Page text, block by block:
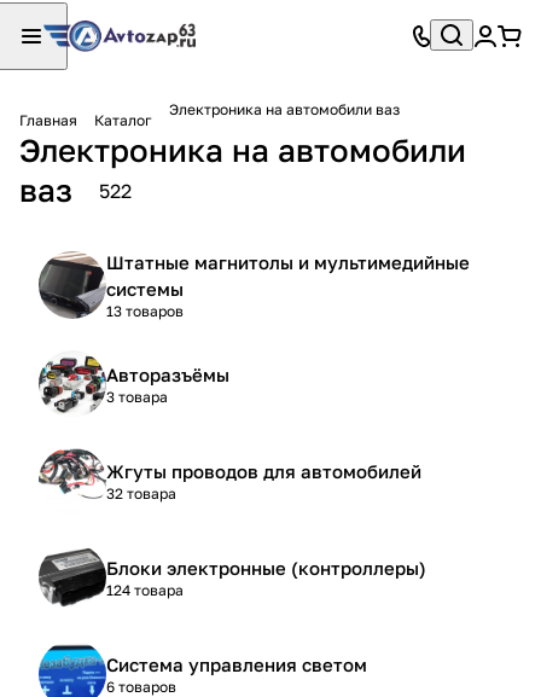
Главная Каталог
Электроника на автомобили ваз
Электроника на автомобили
ваз
522
Штатные магнитолы и мультимедийные
системы
13 товаров
Авторазъёмы
3 товара
Жгуты проводов для автомобилей
32 товара
Блоки электронные (контроллеры)
124 товара
Система управления светом
6 товаров